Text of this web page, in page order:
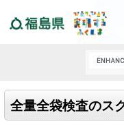
全量全袋検査のス